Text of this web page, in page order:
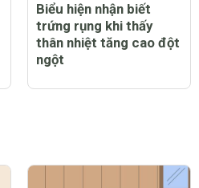
Biểu hiện nhận biết
trứng rụng khi thấy
thân nhiệt tăng cao đột
ngột